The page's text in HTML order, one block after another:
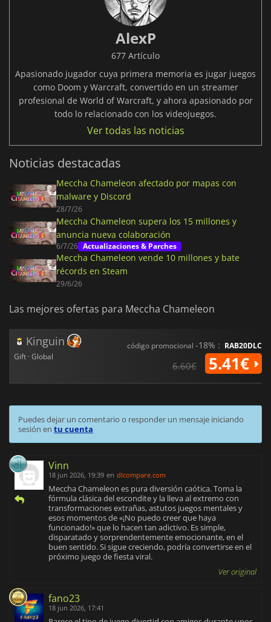
AlexP
677 Artículo
Apasionado jugador cuya primera memoria es jugar juegos
como Doom y Warcraft, convertido en un streamer
profesional de World of Warcraft, y ahora apasionado por
todo lo relacionado con los videojuegos.
Ver todas las noticias
Noticias destacadas
Meccha Chameleon afectado por mapas con
malware y Discord
28/7/26
Meccha Chameleon supera los 15 millones y
anuncia nueva colaboración
6/7/26 Actualizaciones & Parches
Meccha Chameleon vende 10 millones y bate
récords en Steam
29/6/26
Las mejores ofertas para Meccha Chameleon
Kinguin
Gift · Global
código promocional -18% : RAB20DLC
6.60€ 5.41€
Puedes dejar un comentario o responder un mensaje iniciando
sesión en tu cuenta
Vinn
18 jun 2026, 19:39 en dlcompare.com
Meccha Chameleon es pura diversión caótica. Toma la
fórmula clásica del escondite y la lleva al extremo con
transformaciones extrañas, astutos juegos mentales y
esos momentos de «¡No puedo creer que haya
funcionado!» que lo hacen tan adictivo. Es simple,
disparatado y sorprendentemente emocionante, en el
buen sentido. Si sigue creciendo, podría convertirse en el
próximo juego de fiesta viral.
Ver original
fano23
18 jun 2026, 17:41